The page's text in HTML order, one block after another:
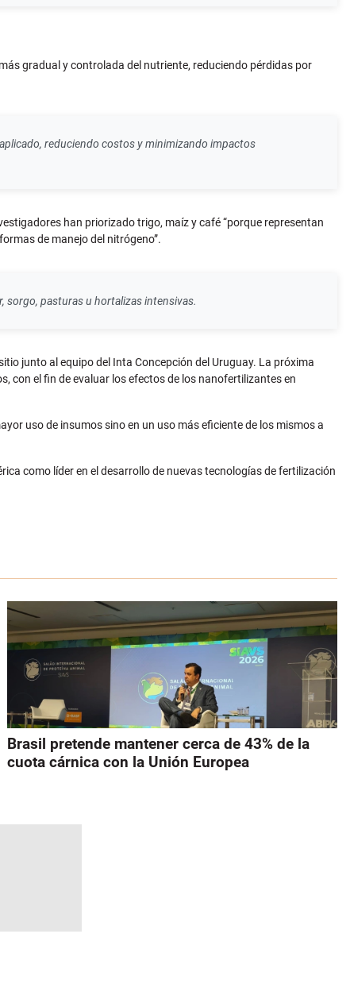
gradual y controlada del nutriente, reduciendo pérdidas por
reduciendo costos y minimizando impactos
han priorizado trigo, maíz y café “porque representan
de manejo del nitrógeno”.
sorgo, pasturas u hortalizas intensivas.
junto al equipo del Inta Concepción del Uruguay. La próxima
con el fin de evaluar los efectos de los nanofertilizantes en
uso de insumos sino en un uso más eficiente de los mismos a
como líder en el desarrollo de nuevas tecnologías de fertilización
Brasil pretende mantener cerca de 43% de la
cuota cárnica con la Unión Europea